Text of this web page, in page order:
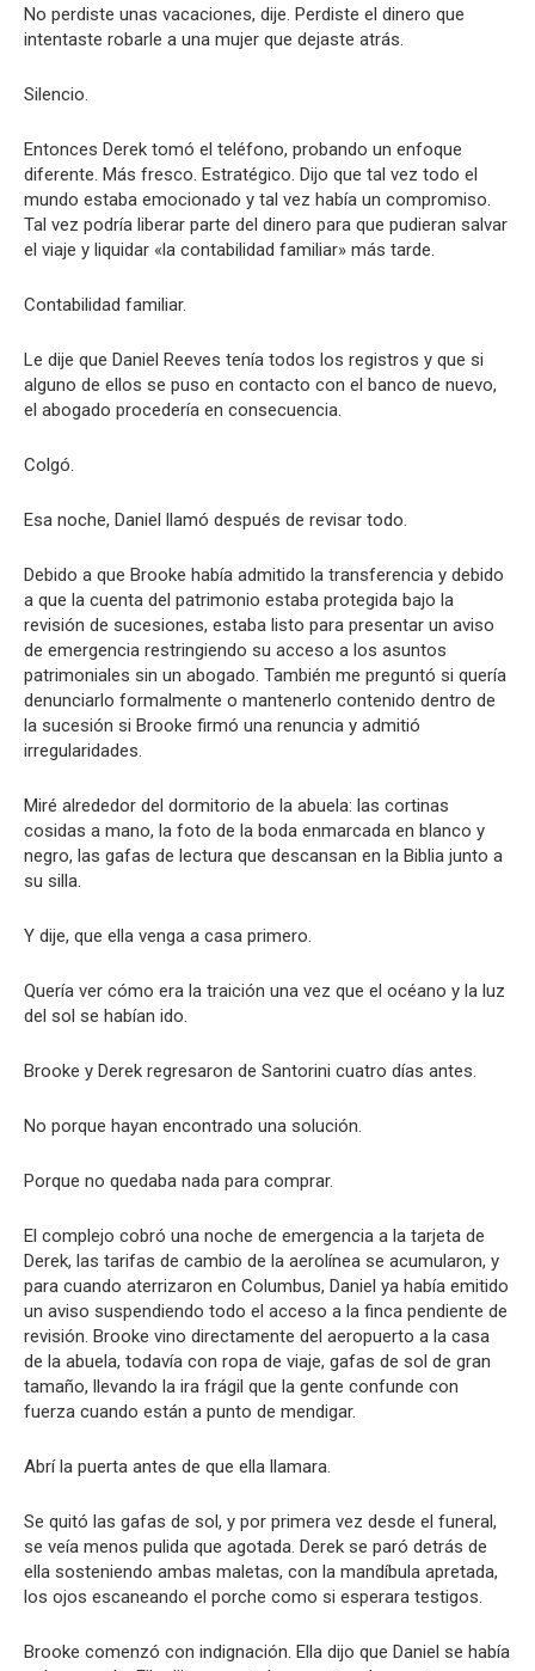
No perdiste unas vacaciones, dije. Perdiste el dinero que
intentaste robarle a una mujer que dejaste atrás.
Silencio.
Entonces Derek tomó el teléfono, probando un enfoque
diferente. Más fresco. Estratégico. Dijo que tal vez todo el
mundo estaba emocionado y tal vez había un compromiso.
Tal vez podría liberar parte del dinero para que pudieran salvar
el viaje y liquidar «la contabilidad familiar» más tarde.
Contabilidad familiar.
Le dije que Daniel Reeves tenía todos los registros y que si
alguno de ellos se puso en contacto con el banco de nuevo,
el abogado procedería en consecuencia.
Colgó.
Esa noche, Daniel llamó después de revisar todo.
Debido a que Brooke había admitido la transferencia y debido
a que la cuenta del patrimonio estaba protegida bajo la
revisión de sucesiones, estaba listo para presentar un aviso
de emergencia restringiendo su acceso a los asuntos
patrimoniales sin un abogado. También me preguntó si quería
denunciarlo formalmente o mantenerlo contenido dentro de
la sucesión si Brooke firmó una renuncia y admitió
irregularidades.
Miré alrededor del dormitorio de la abuela: las cortinas
cosidas a mano, la foto de la boda enmarcada en blanco y
negro, las gafas de lectura que descansan en la Biblia junto a
su silla.
Y dije, que ella venga a casa primero.
Quería ver cómo era la traición una vez que el océano y la luz
del sol se habían ido.
Brooke y Derek regresaron de Santorini cuatro días antes.
No porque hayan encontrado una solución.
Porque no quedaba nada para comprar.
El complejo cobró una noche de emergencia a la tarjeta de
Derek, las tarifas de cambio de la aerolínea se acumularon, y
para cuando aterrizaron en Columbus, Daniel ya había emitido
un aviso suspendiendo todo el acceso a la finca pendiente de
revisión. Brooke vino directamente del aeropuerto a la casa
de la abuela, todavía con ropa de viaje, gafas de sol de gran
tamaño, llevando la ira frágil que la gente confunde con
fuerza cuando están a punto de mendigar.
Abrí la puerta antes de que ella llamara.
Se quitó las gafas de sol, y por primera vez desde el funeral,
se veía menos pulida que agotada. Derek se paró detrás de
ella sosteniendo ambas maletas, con la mandíbula apretada,
los ojos escaneando el porche como si esperara testigos.
Brooke comenzó con indignación. Ella dijo que Daniel se había